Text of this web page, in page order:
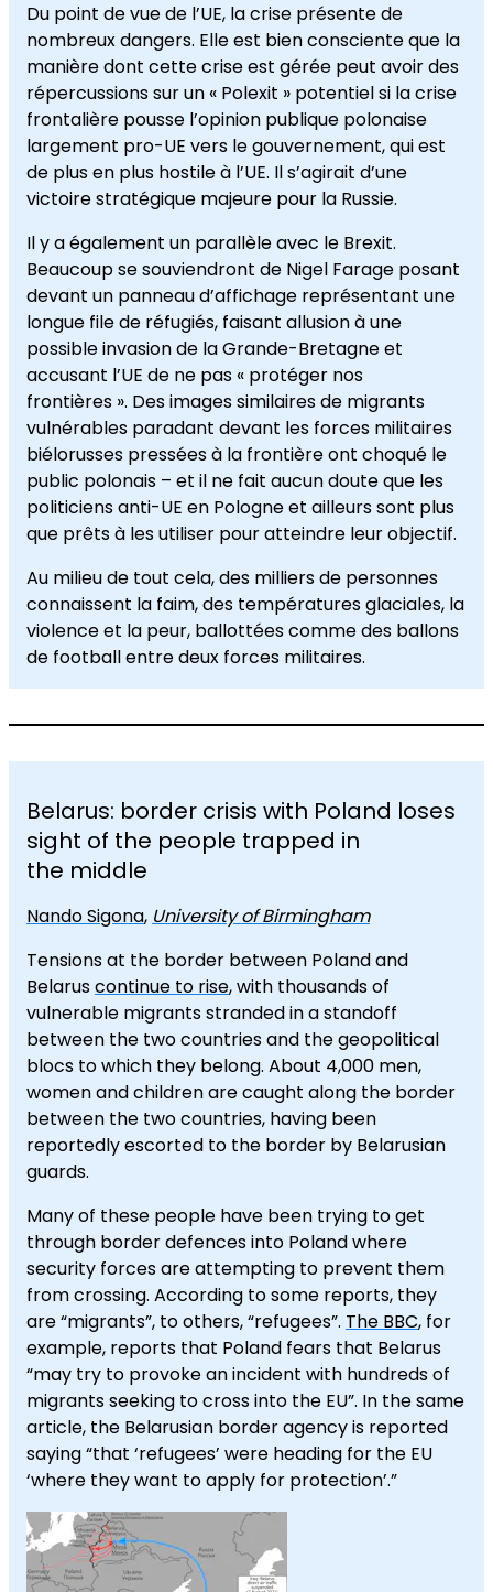
Du point de vue de l’UE, la crise présente de
nombreux dangers. Elle est bien consciente que la
manière dont cette crise est gérée peut avoir des
répercussions sur un « Polexit » potentiel si la crise
frontalière pousse l’opinion publique polonaise
largement pro-UE vers le gouvernement, qui est
de plus en plus hostile à l’UE. Il s’agirait d’une
victoire stratégique majeure pour la Russie.
Il y a également un parallèle avec le Brexit.
Beaucoup se souviendront de Nigel Farage posant
devant un panneau d’affichage représentant une
longue file de réfugiés, faisant allusion à une
possible invasion de la Grande-Bretagne et
accusant l’UE de ne pas « protéger nos
frontières ». Des images similaires de migrants
vulnérables paradant devant les forces militaires
biélorusses pressées à la frontière ont choqué le
public polonais – et il ne fait aucun doute que les
politiciens anti-UE en Pologne et ailleurs sont plus
que prêts à les utiliser pour atteindre leur objectif.
Au milieu de tout cela, des milliers de personnes
connaissent la faim, des températures glaciales, la
violence et la peur, ballottées comme des ballons
de football entre deux forces militaires.
Belarus: border crisis with Poland loses
sight of the people trapped in
the middle
Nando Sigona, University of Birmingham
Tensions at the border between Poland and
Belaruscontinue to rise, with thousands of
vulnerable migrants stranded in a standoff
between the two countries and the geopolitical
blocs to which they belong. About 4,000 men,
women and children are caught along the border
between the two countries, having been
reportedly escorted to the border by Belarusian
guards.
Many of these people have been trying to get
through border defences into Poland where
security forces are attempting to prevent them
from crossing. According to some reports, they
are “migrants”, to others, “refugees”. The BBC, for
example, reports that Poland fears that Belarus
“may try to provoke an incident with hundreds of
migrants seeking to cross into the EU”. In the same
article, the Belarusian border agency is reported
saying “that ‘refugees’ were heading for the EU
‘where they want to apply for protection’.”